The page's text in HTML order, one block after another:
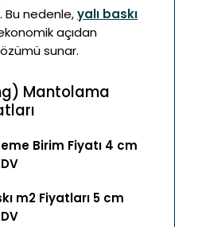
Bu nedenle,yalı baskı
açıdan
sunar.
Mantolama
Birim Fiyatı 4 cm
m2 Fiyatları 5 cm